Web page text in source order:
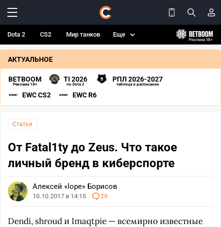
Dota 2 CS2 Мир танков Еще
АКТУАЛЬНОЕ
BETBOOM
Реклама 18+
TI 2026
по Dota 2
РПЛ 2026-2027
таблица и расписание
EWC CS2 EWC R6
Статья
От Fatal1ty до Zeus. Что такое
личный бренд в киберспорте
Алексей «lope» Борисов
10.10.2017 в 14:15 29
Dendi, shroud и Imaqtpie — всемирно известные